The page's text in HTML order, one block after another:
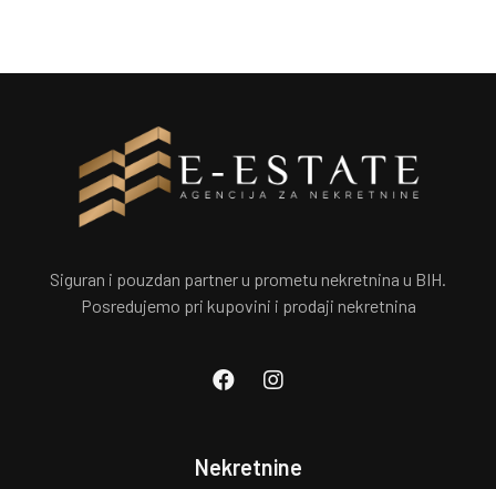
Siguran i pouzdan partner u prometu nekretnina u BIH.
Posredujemo pri kupovini i prodaji nekretnina
Nekretnine